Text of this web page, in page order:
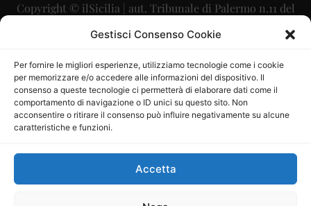
Gestisci Consenso Cookie
Per fornire le migliori esperienze, utilizziamo tecnologie come i cookie
per memorizzare e/o accedere alle informazioni del dispositivo. Il
consenso a queste tecnologie ci permetterà di elaborare dati come il
comportamento di navigazione o ID unici su questo sito. Non
acconsentire o ritirare il consenso può influire negativamente su alcune
caratteristiche e funzioni.
Accetta
Copyright © ilSicilia | aut. Tribunale di Palermo n.11 del
29/09/2015
Direttore Editoriale: Maurizio Scaglione
Direttore Responsabile: Maria Calabrese
P.IVA: 06334930820
Mercurio Comunicazione Società Cooperativa a r.l. è
iscritta al Registro degli Operatori di Comunicazione al